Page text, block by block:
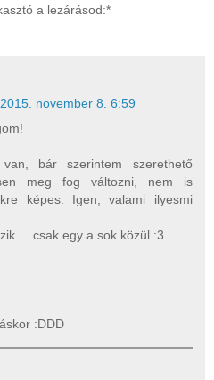
a lezárásod:*
2015. november 8. 6:59
bár szerintem szerethető
meg fog változni, nem is
képes. Igen, valami ilyesmi
csak egy a sok közül :3
:DDD